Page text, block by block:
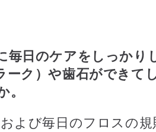
毎日のケアをしっか
ーク）や歯石ができ
よび毎日のフロスの